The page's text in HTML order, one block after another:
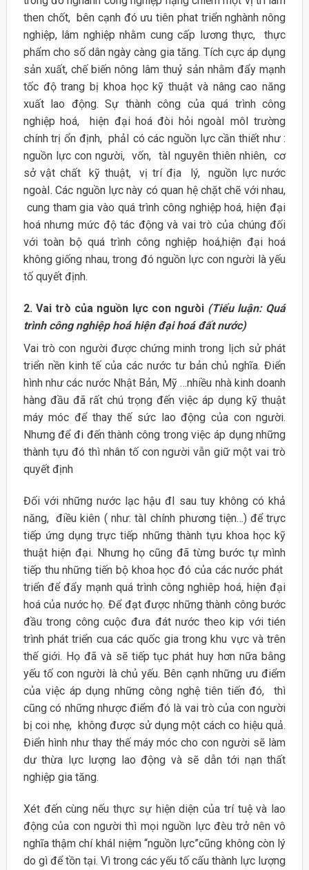
then chốt, bên cạnh đó ưu tiên phat triển nghành nông
nghiệp, lâm nghiệp nhằm cung cấp lương thực, thực
phẩm cho số dân ngày càng gia tăng. Tích cực áp dụng
sản xuất, chế biến nông lâm thuỷ sản nhằm đẩy mạnh
tốc độ trang bị khoa học kỹ thuật và nâng cao năng
xuất lao động. Sự thành công của quá trình công
nghiệp hoá, hiện đại hoá đòi hỏi ngoàI môI trường
chính trị ổn định, phảI có các nguồn lực cần thiết như :
nguồn lực con người, vốn, tàI nguyên thiên nhiên, cơ
sở vật chất kỹ thuật, vị trí địa lý, nguồn lực nước
ngoàI. Các nguồn lực này có quan hệ chặt chẽ với nhau,
cung tham gia vào quá trình công nghiệp hoá, hiện đại
hoá nhưng mức độ tác động và vai trò của chúng đối
với toàn bộ quá trình công nghiệp hoá,hiện đại hoá
không giống nhau, trong đó nguồn lực con người là yếu
tố quyết định.
2. Vai trò của nguồn lực con ngưòi (Tiểu luận: Quá
trình công nghiệp hoá hiện đại hoá đất nước)
Vai trò con người được chứng minh trong lịch sử phát
triển nền kinh tế của các nước tư bản chủ nghĩa. Điển
hình như các nước Nhật Bản, Mỹ …nhiều nhà kinh doanh
hàng đầu đã rất chú trọng đến việc áp dụng kỹ thuật
máy móc để thay thế sức lao động của con người.
Nhưng để đi đến thành công trong việc áp dụng những
thành tựu đó thì nhân tố con người vẫn giữ một vai trò
quyết định
Đối với những nước lạc hậu đI sau tuy không có khả
năng, điều kiên ( như: tàI chính phương tiện…) để trực
tiếp ứng dụng trực tiếp những thành tựu khoa học kỹ
thuật hiện đại. Nhưng họ cũng đã từng bước tự mình
tiếp thu những tiến bộ khoa học đó của các nước phát
triển để đẩy mạnh quá trình công nghiêp hoá, hiện đại
hoá của nước họ. Để đạt được những thành công bước
đầu trong công cuộc đưa đát nước theo kip với tién
trình phát triển cua các quốc gia trong khu vực và trên
thế giới. Họ đã và sẽ tiếp tục phát huy hơn nữa bằng
yếu tố con người là chủ yếu. Bên cạnh những ưu điểm
của việc áp dụng những công nghệ tiên tiến đó, thì
cũng có những nhược điểm đó là vai trò của con người
bị coi nhẹ, không được sử dụng một cách co hiệu quả.
Điển hình như thay thế máy móc cho con người sẽ làm
dư thừa lực lượng lao động và sẽ dẫn tới nạn thất
nghiệp gia tăng.
Xét đến cùng nếu thực sự hiện diện của trí tuệ và lao
động của con người thì mọi nguồn lực đèu trở nên vô
nghĩa thậm chí kháI niệm “nguồn lực”cũng không còn lý
do gì để tồn tại. Vì trong các yếu tố cấu thành lực lượng